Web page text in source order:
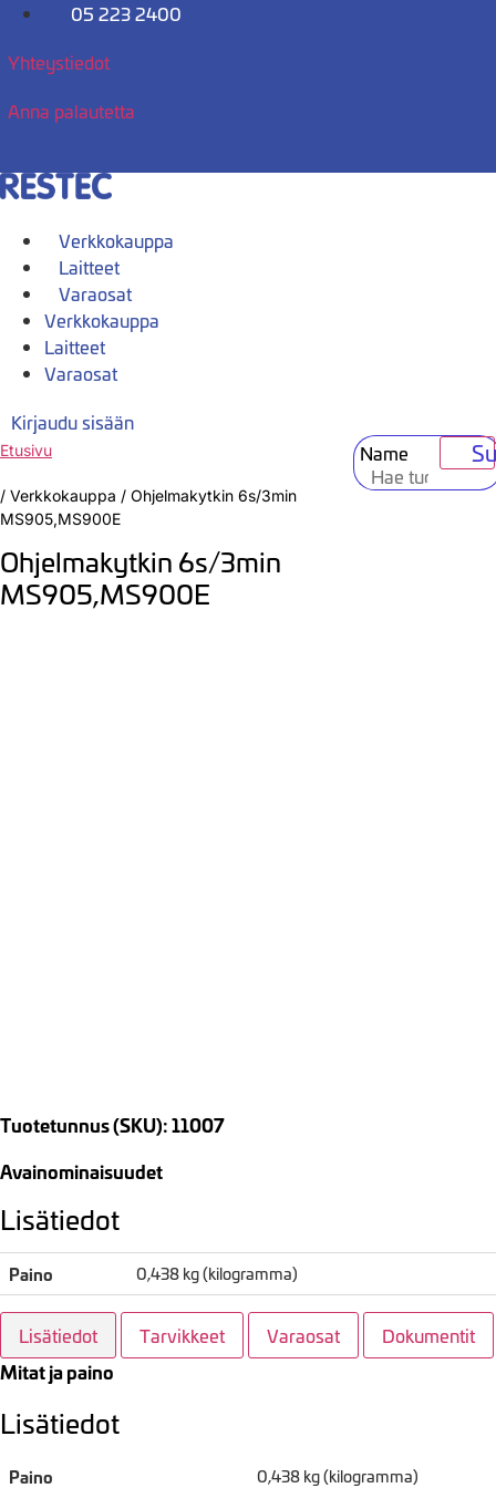
Mene
05 223 2400
Yhteystiedot
Anna palautetta
Verkkokauppa
Laitteet
Varaosat
Verkkokauppa
Laitteet
Varaosat
Kirjaudu sisään
Name
Etusivu
/ Verkkokauppa / Ohjelmakytkin 6s/3min
MS905,MS900E
Ohjelmakytkin 6s/3min
MS905,MS900E
Tuotetunnus (SKU): 11007
Avainominaisuudet
Lisätiedot
Paino 0,438 kg (kilogramma)
Lisätiedot Tarvikkeet Varaosat Dokumentit
Mitat ja paino
Lisätiedot
Paino 0,438 kg (kilogramma)